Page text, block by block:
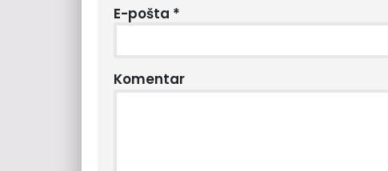
E-pošta *
Komentar